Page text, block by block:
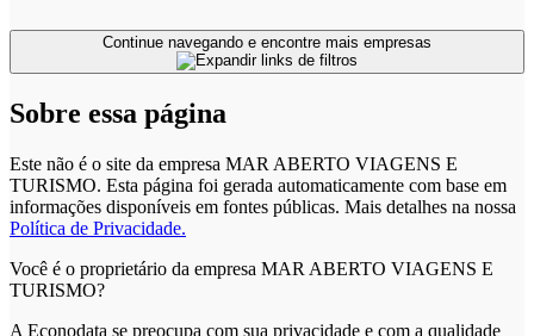
Sobre essa página
Este não é o site da empresa MAR ABERTO VIAGENS E
TURISMO. Esta página foi gerada automaticamente com base em
informações disponíveis em fontes públicas. Mais detalhes na nossa
Política de Privacidade.
Você é o proprietário da empresa MAR ABERTO VIAGENS E
TURISMO?
A Econodata se preocupa com sua privacidade e com a qualidade